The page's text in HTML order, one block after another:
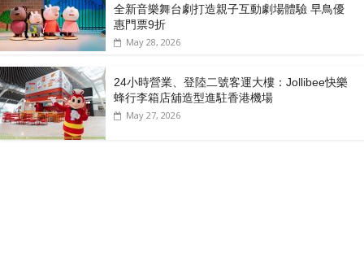
全新音樂舞台劇打造親子互動劇場體驗 早鳥優
惠門票9折
May 28, 2026
24小時營業、登陸二號客運大樓：Jollibee快樂
蜂行李箱店舖造型進駐香港機場
May 27, 2026